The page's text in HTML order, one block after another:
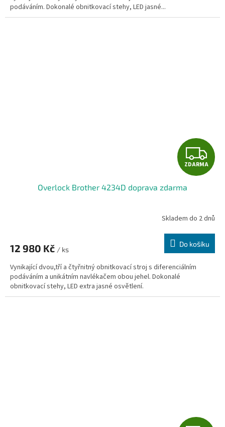
podáváním. Dokonalé obnitkovací stehy, LED jasné...
Z
D
R
M
A
ZDARMA
Overlock Brother 4234D doprava zdarma
Skladem do 2 dnů
12 980 Kč / ks
Do košíku
Vynikající dvou,tří a čtyřnitný obnitkovací stroj s diferenciálním
podáváním a unikátním navlékačem obou jehel. Dokonalé
obnitkovací stehy, LED extra jasné osvětlení.